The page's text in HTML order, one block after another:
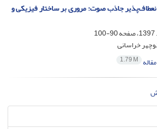
جاذب صوت: مروری بر ساختار فیزیکی و
90-100
خراسانی
1.79 M